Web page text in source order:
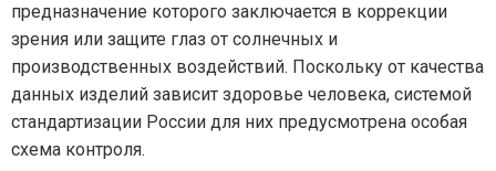
предназначение которого заключается в коррекции
зрения или защите глаз от солнечных и
производственных воздействий. Поскольку от качества
данных изделий зависит здоровье человека, системой
стандартизации России для них предусмотрена особая
схема контроля.